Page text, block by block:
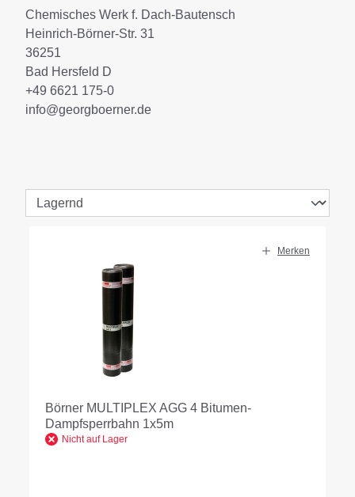
Chemisches Werk f. Dach-Bautensch
Heinrich-Börner-Str. 31
36251
Bad Hersfeld D
+49 6621 175-0
info@georgboerner.de
Merken
Börner MULTIPLEX AGG 4 Bitumen-
Dampfsperrbahn 1x5m
Nicht auf Lager